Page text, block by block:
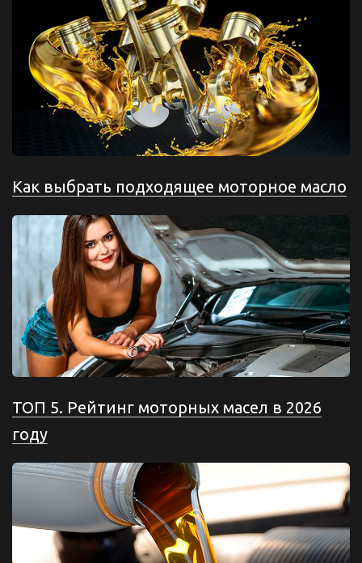
Как выбрать подходящее моторное масло
ТОП 5. Рейтинг моторных масел в 2026
году